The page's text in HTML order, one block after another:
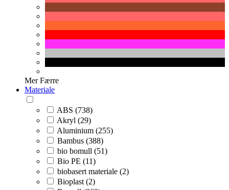
Mer Færre
Materiale
ABS (738)
Akryl (29)
Aluminium (255)
Bambus (388)
bio bomull (51)
Bio PE (11)
biobasert materiale (2)
Bioplast (2)